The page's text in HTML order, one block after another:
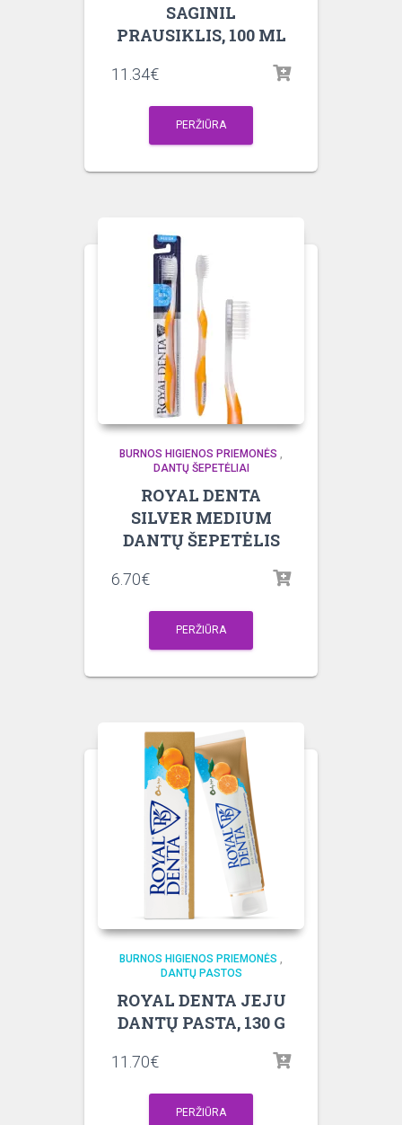
SAGINIL
PRAUSIKLIS, 100 ML
11.34€
PERŽIŪRA
BURNOS HIGIENOS PRIEMONĖS
DANTŲ ŠEPETĖLIAI
ROYAL DENTA
SILVER MEDIUM
DANTŲ ŠEPETĖLIS
6.70€
PERŽIŪRA
BURNOS HIGIENOS PRIEMONĖS
DANTŲ PASTOS
ROYAL DENTA JEJU
DANTŲ PASTA, 130 G
11.70€
PERŽIŪRA